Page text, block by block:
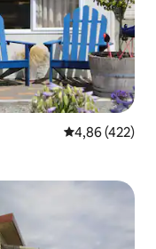
Évaluation
4,86 (422)